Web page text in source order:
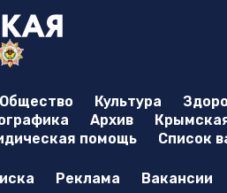
Общество Культура
Архив
помощь
Список
Реклама Вакансии